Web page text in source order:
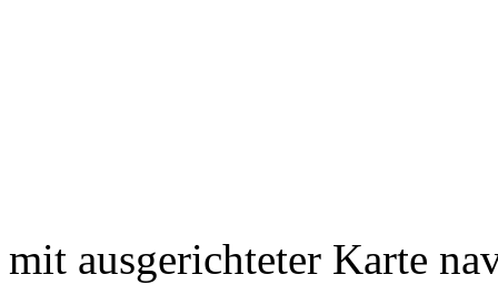
mit ausgerichteter Karte